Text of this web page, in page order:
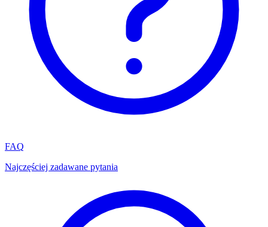
FAQ
Najczęściej zadawane pytania